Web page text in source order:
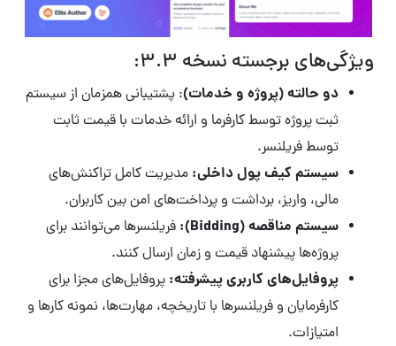
ویژگی‌های برجسته نسخه ۳.۳:
دو حالته (پروژه و خدمات): پشتیبانی همزمان از سیستم
ثبت پروژه توسط کارفرما و ارائه خدمات با قیمت ثابت
توسط فریلنسر.
سیستم کیف پول داخلی: مدیریت کامل تراکنش‌های
مالی، واریز، برداشت و پرداخت‌های امن بین کاربران.
سیستم مناقصه (Bidding):
فریلنسرها می‌توانند برای
پروژه‌ها پیشنهاد قیمت و زمان ارسال کنند.
پروفایل‌های کاربری پیشرفته: پروفایل‌های مجزا برای
کارفرمایان و فریلنسرها با تاریخچه، مهارت‌ها، نمونه کارها و
امتیازات.